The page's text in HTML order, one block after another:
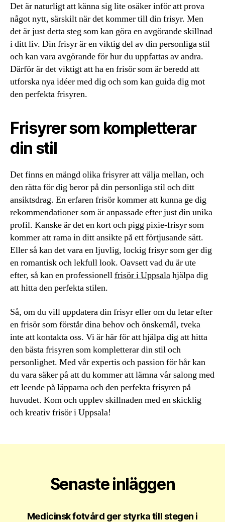
Det är naturligt att känna sig lite osäker inför att prova
något nytt, särskilt när det kommer till din frisyr. Men
det är just detta steg som kan göra en avgörande skillnad
i ditt liv. Din frisyr är en viktig del av din personliga stil
och kan vara avgörande för hur du uppfattas av andra.
Därför är det viktigt att ha en frisör som är beredd att
utforska nya idéer med dig och som kan guida dig mot
den perfekta frisyren.
Frisyrer som kompletterar
din stil
Det finns en mängd olika frisyrer att välja mellan, och
den rätta för dig beror på din personliga stil och ditt
ansiktsdrag. En erfaren frisör kommer att kunna ge dig
rekommendationer som är anpassade efter just din unika
profil. Kanske är det en kort och pigg pixie-frisyr som
kommer att rama in ditt ansikte på ett förtjusande sätt.
Eller så kan det vara en ljuvlig, lockig frisyr som ger dig
en romantisk och lekfull look. Oavsett vad du är ute
efter, så kan en professionellfrisör i Uppsalahjälpa dig
att hitta den perfekta stilen.
Så, om du vill uppdatera din frisyr eller om du letar efter
en frisör som förstår dina behov och önskemål, tveka
inte att kontakta oss. Vi är här för att hjälpa dig att hitta
den bästa frisyren som kompletterar din stil och
personlighet. Med vår expertis och passion för hår kan
du vara säker på att du kommer att lämna vår salong med
ett leende på läpparna och den perfekta frisyren på
huvudet. Kom och upplev skillnaden med en skicklig
och kreativ frisör i Uppsala!
Senaste inläggen
Medicinsk fotvård ger styrka till stegen i